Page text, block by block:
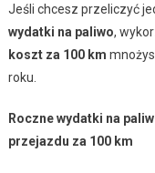
Jeśli chcesz przeliczyć
wydatki na paliwo,
koszt za 100 km
roku.
Roczne wydatki na
przejazdu za 100 km